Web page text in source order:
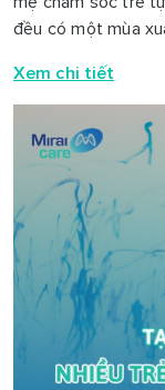
đều có một mùa
Xem chi tiết